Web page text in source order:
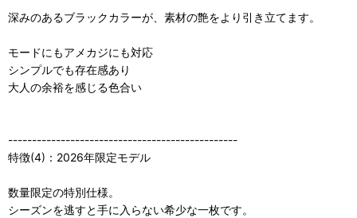
深みのあるブラックカラーが、素材の艶をより引き立てます。
モードにもアメカジにも対応
シンプルでも存在感あり
大人の余裕を感じる色合い
------------------------------------------------
特徴(4)：2026年限定モデル
数量限定の特別仕様。
シーズンを逃すと手に入らない希少な一枚です。